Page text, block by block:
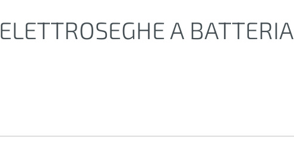
ELETTROSEGHE A BATTERIA